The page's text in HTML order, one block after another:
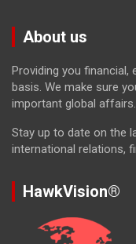
About us
Providing you financial,
basis. We make sure
important global affairs.
Stay up to date on the
international relations,
HawkVision®